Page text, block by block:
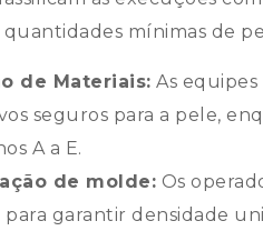
quantidades mínimas de
de Materiais: As
seguros para a pele,
A a E.
de molde: Os
para garantir densidade